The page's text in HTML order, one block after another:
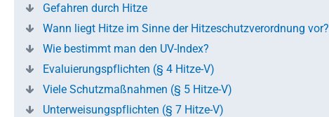
Gefahren durch Hitze
Wann liegt Hitze im Sinne der Hitzeschutzverordnung vor?
Wie bestimmt man den UV-Index?
Evaluierungspflichten (§ 4 Hitze-V)
Viele Schutzmaßnahmen (§ 5 Hitze-V)
Unterweisungspflichten (§ 7 Hitze-V)